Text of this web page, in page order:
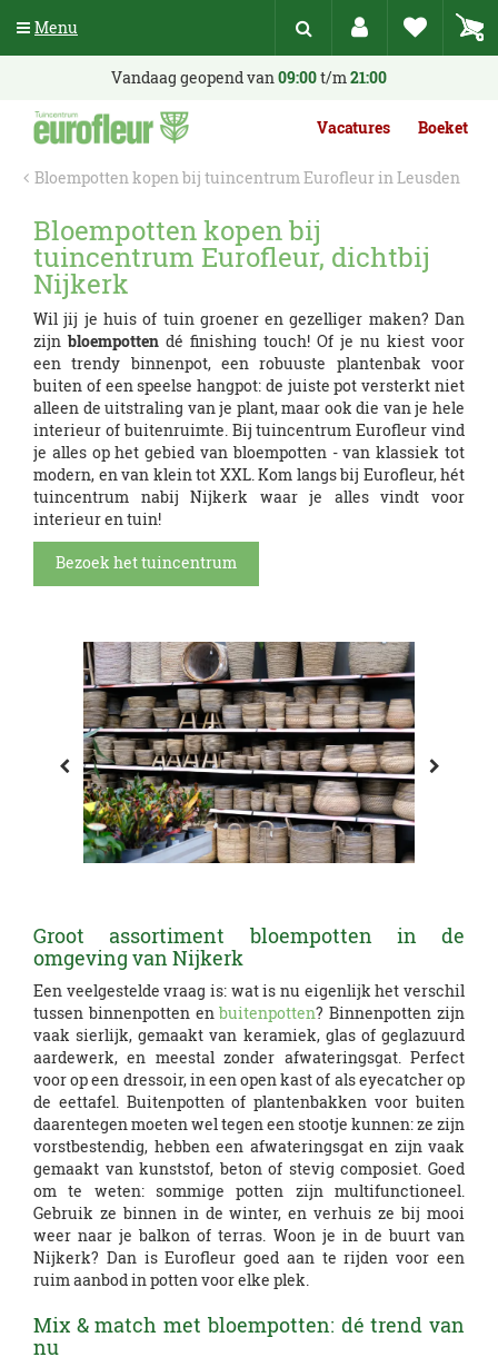
n
Bloempotten kopen bij tuincentrum Eurofleur in Leusden
Vandaag geopend van09:00t/m21:00
Vacatures Boeket
Bloempotten kopen bij
tuincentrum Eurofleur, dichtbij
Nijkerk
Wil jij je huis of tuin groener en gezelliger maken? Dan
zijnbloempotten dé finishing touch! Of je nu kiest voor
een trendy binnenpot, een robuuste plantenbak voor
buiten of een speelse hangpot: de juiste pot versterkt niet
alleen de uitstraling van je plant, maar ook die van je hele
interieur of buitenruimte. Bij tuincentrum Eurofleur vind
je alles op het gebied van bloempotten - van klassiek tot
modern, en van klein tot XXL. Kom langs bij Eurofleur, hét
tuincentrum nabij Nijkerk waar je alles vindt voor
interieur en tuin!
Bezoek het tuincentrum
Groot assortiment bloempotten in de
omgeving van Nijkerk
Een veelgestelde vraag is: wat is nu eigenlijk het verschil
tussen binnenpotten enbuitenpotten? Binnenpotten zijn
vaak sierlijk, gemaakt van keramiek, glas of geglazuurd
aardewerk, en meestal zonder afwateringsgat. Perfect
voor op een dressoir, in een open kast of als eyecatcher op
de eettafel. Buitenpotten of plantenbakken voor buiten
daarentegen moeten wel tegen een stootje kunnen: ze zijn
vorstbestendig, hebben een afwateringsgat en zijn vaak
gemaakt van kunststof, beton of stevig composiet. Goed
om te weten: sommige potten zijn multifunctioneel.
Gebruik ze binnen in de winter, en verhuis ze bij mooi
weer naar je balkon of terras. Woon je in de buurt van
Nijkerk? Dan is Eurofleur goed aan te rijden voor een
ruim aanbod in potten voor elke plek.
Mix & match met bloempotten: dé trend van
nu
Menu